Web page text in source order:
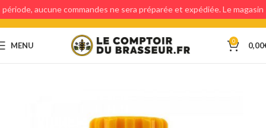
MENU 0 0,00
période, aucune commandes ne sera préparée et expédiée. Le magasin
étant fermé, aucun retraits en magasin ne sera possible.